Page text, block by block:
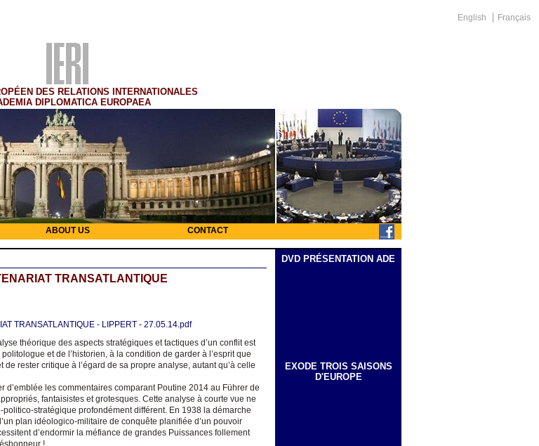
English Français
DES RELATIONS INTERNATIONALES
DIPLOMATICA EUROPAEA
ABOUT US CONTACT
TRANSATLANTIQUE
TRANSATLANTIQUE - LIPPERT - 27.05.14.pdf
théorique des aspects stratégiques et tactiques d’un conflit est
et de l’historien, à la condition de garder à l’esprit que
de rester critique à l’égard de sa propre analyse, autant qu’à celle
d’emblée les commentaires comparant Poutine 2014 au Führer de
fantaisistes et grotesques. Cette analyse à courte vue ne
politico-stratégique profondément différent. En 1938 la démarche
plan idéologico-militaire de conquête planifiée d’un pouvoir
d’endormir la méfiance de grandes Puissances follement
DVD PRÉSENTATION ADE
EXODE TROIS SAISONS
D'EUROPE